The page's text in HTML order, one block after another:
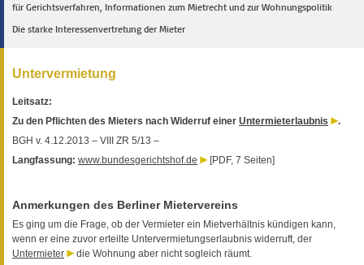
für Gerichtsverfahren, Informationen zum Mietrecht und zur Wohnungspolitik
Die starke Interessenvertretung der Mieter
Untervermietung
Leitsatz:
Zu den Pflichten des Mieters nach Widerruf einer Untermieterlaubnis
.
BGH v. 4.12.2013 – VIII ZR 5/13 –
Langfassung: www.bundesgerichtshof.de [PDF, 7 Seiten]
Anmerkungen des Berliner Mietervereins
Es ging um die Frage, ob der Vermieter ein Mietverhältnis kündigen kann,
wenn er eine zuvor erteilte Untervermietungserlaubnis widerruft, der
Untermieter
die Wohnung aber nicht sogleich räumt.